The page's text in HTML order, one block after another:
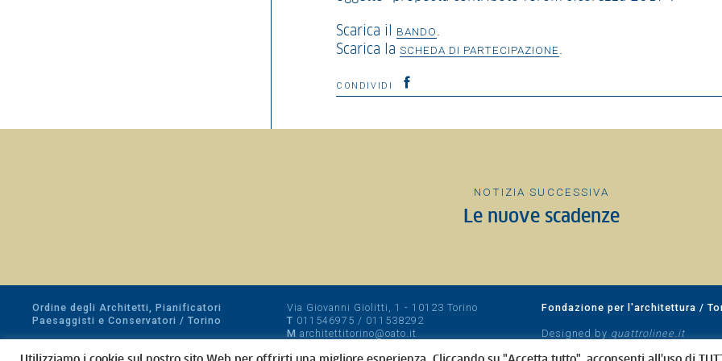
Scarica il BANDO.
Scarica la SCHEDA DI PARTECIPAZIONE.
CONDIVIDI
NOTIZIA SUCCESSIVA
Le nuove scadenze
Ordine degli Architetti, Pianificatori
Paesaggisti e Conservatori / Torino
Via Giovanni Giolitti, 1 - 10123 Torino
T 011546975 / 011538292
M architettitorino@oato.it
Fondazione per l'architettura /
Designed by quattrolinee.it